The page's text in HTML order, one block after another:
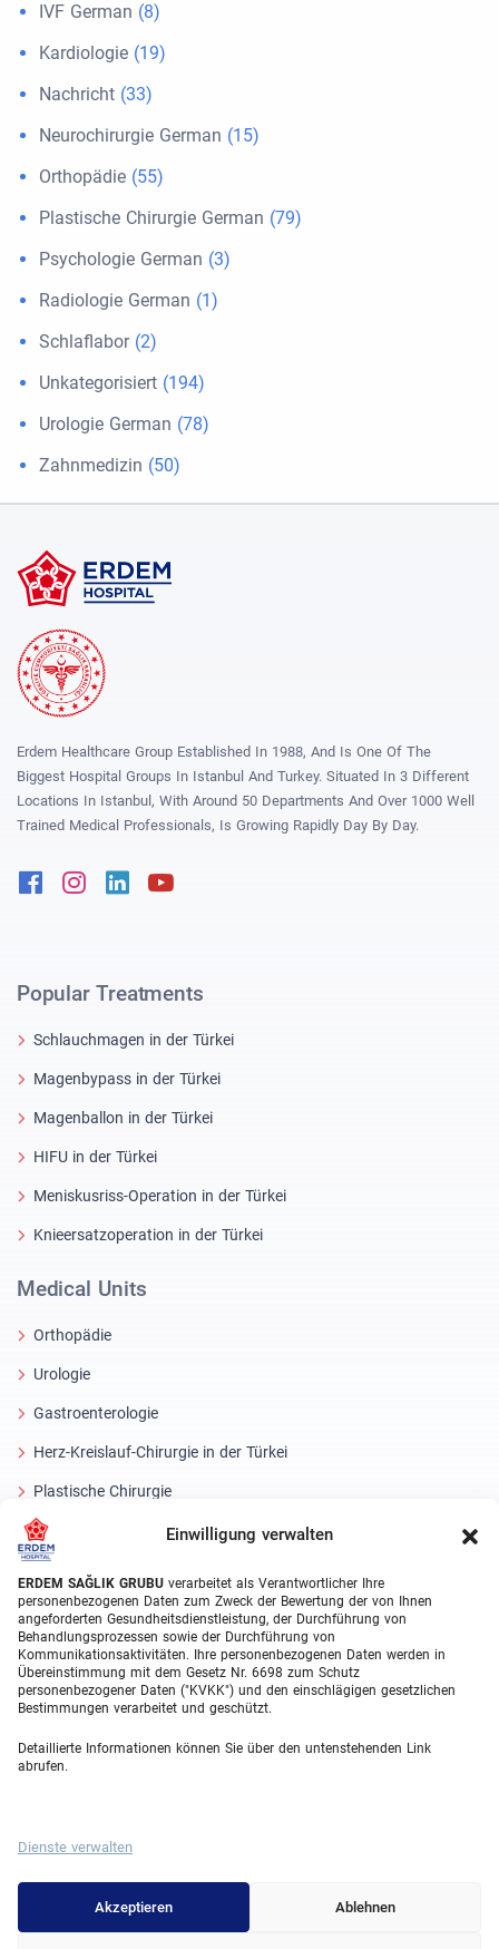
Einwilligung verwalten
ERDEM SAĞLIK GRUBU verarbeitet als Verantwortlicher Ihre
personenbezogenen Daten zum Zweck der Bewertung der von Ihnen
angeforderten Gesundheitsdienstleistung, der Durchführung von
Behandlungsprozessen sowie der Durchführung von
Kommunikationsaktivitäten. Ihre personenbezogenen Daten werden in
Übereinstimmung mit dem Gesetz Nr. 6698 zum Schutz
personenbezogener Daten ("KVKK") und den einschlägigen gesetzlichen
Bestimmungen verarbeitet und geschützt.
Detaillierte Informationen können Sie über den untenstehenden Link
abrufen.
Dienste verwalten
Akzeptieren Ablehnen
IVF German (8)
Kardiologie (19)
Nachricht (33)
Neurochirurgie German (15)
Orthopädie (55)
Plastische Chirurgie German (79)
Psychologie German (3)
Radiologie German (1)
Schlaflabor(2)
Unkategorisiert (194)
Urologie German (78)
Zahnmedizin (50)
Erdem Healthcare Group Established In 1988, And Is One Of The
Biggest Hospital Groups In Istanbul And Turkey. Situated In 3 Different
Locations In Istanbul, With Around 50 Departments And Over 1000 Well
Trained Medical Professionals, Is Growing Rapidly Day By Day.
FacebookInstagram
Linkedin
Popular Treatments
Schlauchmagen in der Türkei
Magenbypass in der Türkei
Magenballon in der Türkei
HIFU in der Türkei
Meniskusriss-Operation in der Türkei
Knieersatzoperation in der Türkei
Medical Units
Orthopädie
Urologie
Gastroenterologie
Herz-Kreislauf-Chirurgie in der Türkei
Plastische Chirurgie
Haartransplantationsbehandlungen
Laser Eye
About Erdem
Über uns
Medizinische Einheiten